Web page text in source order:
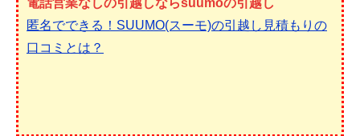
電話営業なしの引越しならsuumoの引越し
匿名でできる！SUUMO(スーモ)の引越し見積もりの
口コミとは？